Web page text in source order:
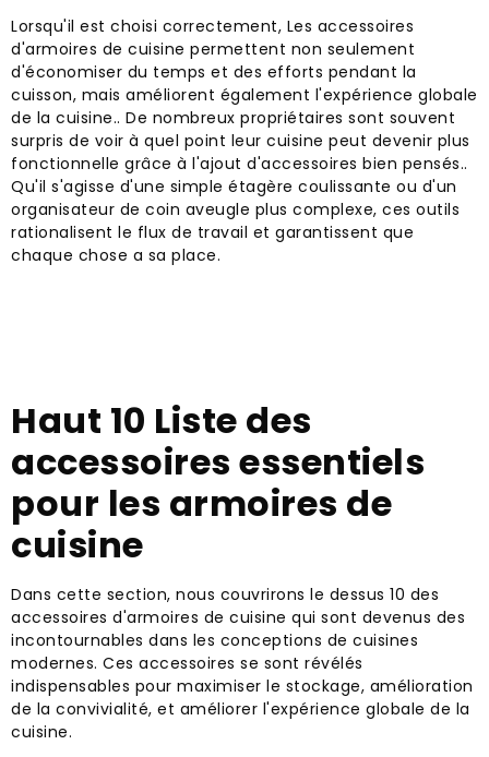
Lorsqu'il est choisi correctement, Les accessoires
d'armoires de cuisine permettent non seulement
d'économiser du temps et des efforts pendant la
cuisson, mais améliorent également l'expérience globale
de la cuisine.. De nombreux propriétaires sont souvent
surpris de voir à quel point leur cuisine peut devenir plus
fonctionnelle grâce à l'ajout d'accessoires bien pensés..
Qu'il s'agisse d'une simple étagère coulissante ou d'un
organisateur de coin aveugle plus complexe, ces outils
rationalisent le flux de travail et garantissent que
chaque chose a sa place.
Haut 10 Liste des
accessoires essentiels
pour les armoires de
cuisine
Dans cette section, nous couvrirons le dessus 10 des
accessoires d'armoires de cuisine qui sont devenus des
incontournables dans les conceptions de cuisines
modernes. Ces accessoires se sont révélés
indispensables pour maximiser le stockage, amélioration
de la convivialité, et améliorer l'expérience globale de la
cuisine.